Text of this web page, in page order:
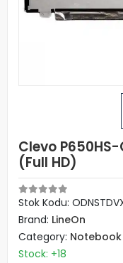
Clevo
(Full HD)
Stok Kodu:
Brand: LineOn
Category: Notebook
Stock: +18